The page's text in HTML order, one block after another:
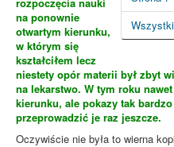
na ponownie
otwartym kierunku,
w którym się
kształciłem lecz
niestety opór materii był zbyt
na lekarstwo. W tym roku
kierunku, ale pokazy tak
przeprowadzić je raz jeszcze.
Oczywiście nie była to wierna